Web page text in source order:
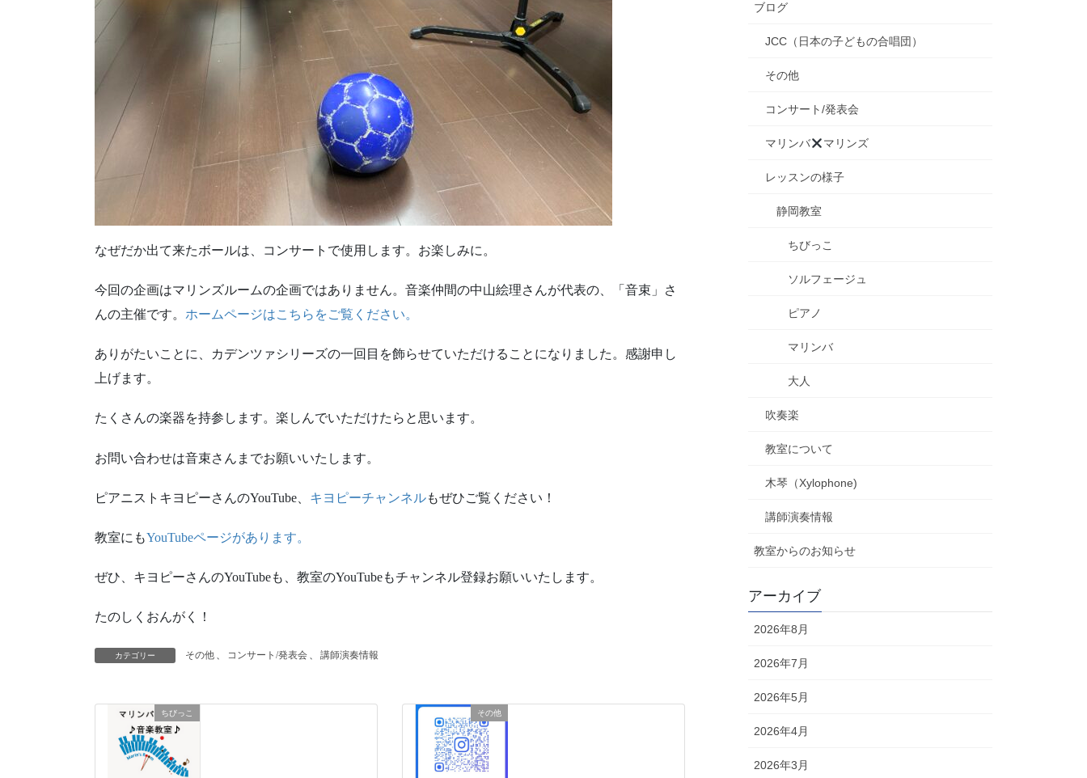
なぜだか出て来たボールは、コンサートで使用します。お楽しみに。
今回の企画はマリンズルームの企画ではありません。音楽仲間の中山絵理さんが代表の、「音束」さ
んの主催です。 ホームページはこちらをご覧ください。
ありがたいことに、カデンツァシリーズの一回目を飾らせていただけることになりました。感謝申し
上げます。
たくさんの楽器を持参します。楽しんでいただけたらと思います。
お問い合わせは音束さんまでお願いいたします。
ピアニストキヨピーさんのYouTube、 キヨピーチャンネルもぜひご覧ください！
教室にもYouTubeページがあります。
ぜひ、キヨピーさんのYouTubeも、教室のYouTubeもチャンネル登録お願いいたします。
たのしくおんがく！
カテゴリー その他 コンサート/発表会 講師演奏情報
ちびっこ その他
ブログ
JCC（日本の子どもの合唱団）
その他
コンサート/発表会
マリンバ マリンズ
レッスンの様子
静岡教室
ちびっこ
ソルフェージュ
ピアノ
マリンバ
大人
吹奏楽
教室について
木琴（Xylophone)
講師演奏情報
教室からのお知らせ
アーカイブ
2026年8月
2026年7月
2026年5月
2026年4月
2026年3月